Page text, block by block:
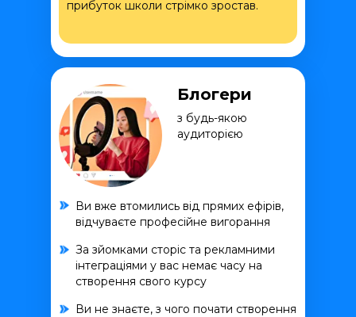
прибуток школи стрімко зростав.
Блогери
з будь-якою
аудиторією
Ви вже втомились від прямих ефірів,
відчуваєте професійне вигорання
За зйомками сторіс та рекламними
інтеграціями у вас немає часу на
створення свого курсу
Ви не знаєте, з чого почати створення